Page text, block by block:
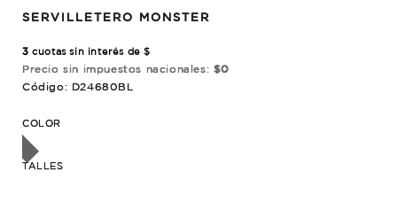
SERVILLETERO MONSTER
3 cuotas sin interés de $
Precio sin impuestos nacionales: $0
Código: D24680BL
COLOR
TALLES